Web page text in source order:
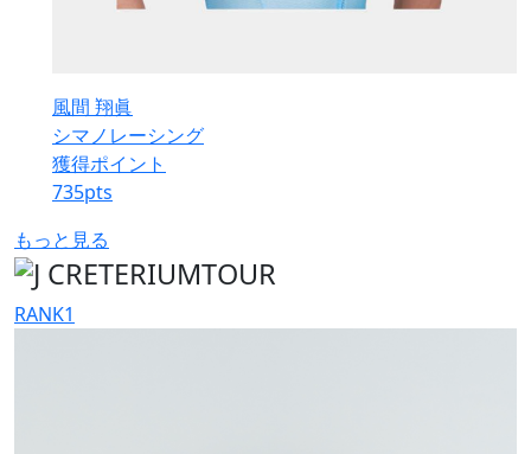
風間 翔眞
シマノレーシング
獲得ポイント
735pts
もっと見る
RANK1